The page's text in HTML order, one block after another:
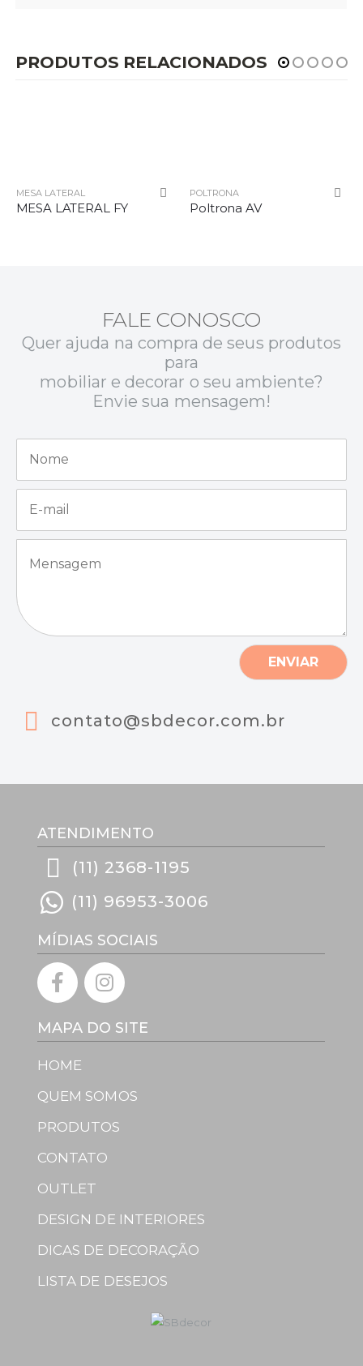
PRODUTOS RELACIONADOS
MESA LATERAL
MESA LATERAL FY
POLTRONA
Poltrona AV
FALE CONOSCO
Quer ajuda na compra de seus produtos
para
mobiliar e decorar o seu ambiente?
Envie sua mensagem!
m
e
m
a
a
ENVIAR
contato@sbdecor.com.br
ATENDIMENTO
(11) 2368-1195
(11) 96953-3006
MÍDIAS SOCIAIS
MAPA DO SITE
HOME
QUEM SOMOS
PRODUTOS
CONTATO
OUTLET
DESIGN DE INTERIORES
DICAS DE DECORAÇÃO
LISTA DE DESEJOS